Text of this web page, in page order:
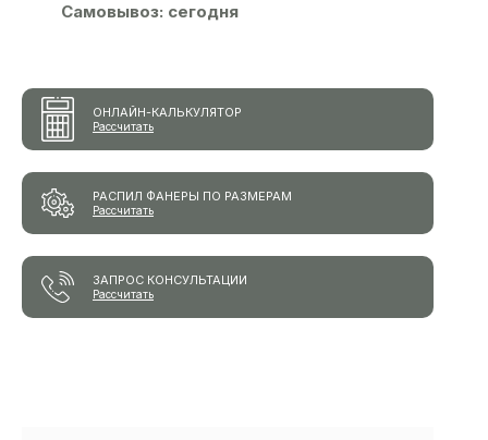
Самовывоз: сегодня
ОНЛАЙН-КАЛЬКУЛЯТОР
Рассчитать
РАСПИЛ ФАНЕРЫ ПО РАЗМЕРАМ
Рассчитать
ЗАПРОС КОНСУЛЬТАЦИИ
Рассчитать